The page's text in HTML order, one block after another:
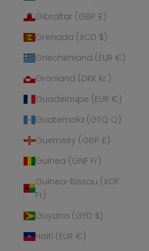
Gibraltar (GBP £)
Grenada (XCD $)
Griechenland (EUR €)
Grönland (DKK kr.)
Guadeloupe (EUR €)
Guatemala (GTQ Q)
Guernsey (GBP £)
Guinea (GNF Fr)
Guinea-Bissau (XOF
Fr)
Guyana (GYD $)
Haiti (EUR €)